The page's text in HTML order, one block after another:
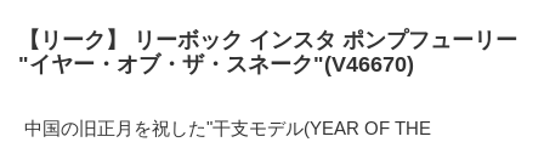
【リーク】 リーボック インスタ ポンプフューリー
"イヤー・オブ・ザ・スネーク"(V46670)
中国の旧正月を祝した"干支モデル(YEAR OF THE